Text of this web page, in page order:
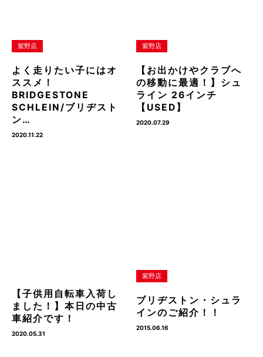
紫野店
よく走りたい子にはオ
ススメ！
BRIDGESTONE
SCHLEIN/ブリヂスト
ン…
2020.11.22
紫野店
【お出かけやクラブへ
の移動に最適！】シュ
ライン 26インチ
【USED】
2020.07.29
【子供用自転車入荷し
ました！】本日の中古
車紹介です！
2020.05.31
紫野店
ブリヂストン・シュラ
インのご紹介！！
2015.06.16